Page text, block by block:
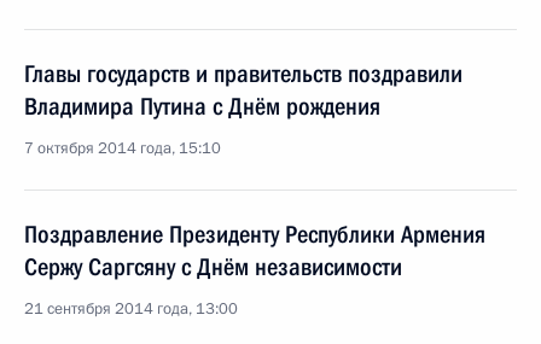
Главы государств и правительств поздравили
Владимира Путина с Днём рождения
7 октября 2014 года, 15:10
Поздравление Президенту Республики Армения
Сержу Саргсяну с Днём независимости
21 сентября 2014 года, 13:00